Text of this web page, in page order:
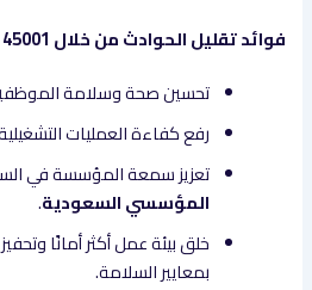
فوائد تقليل الحوادث من خلال ISO 45001 السعودية
تحسين صحة وسلامة
رفع كفاءة العمليات التشغيلية
تعزيز سمعة المؤسسة في
المؤسسي السعودية.
خلق بيئة عمل أكثر أمانًا
بمعايير السلامة.